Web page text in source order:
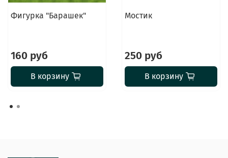
Фигурка "Барашек"
160 руб
В корзину
Мостик
250 руб
В корзину